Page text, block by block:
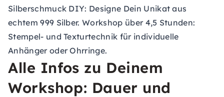
Silberschmuck DIY: Designe Dein Unikat aus
echtem 999 Silber. Workshop über 4,5 Stunden:
Stempel- und Texturtechnik für individuelle
Anhänger oder Ohrringe.
Alle Infos zu Deinem
Workshop: Dauer und